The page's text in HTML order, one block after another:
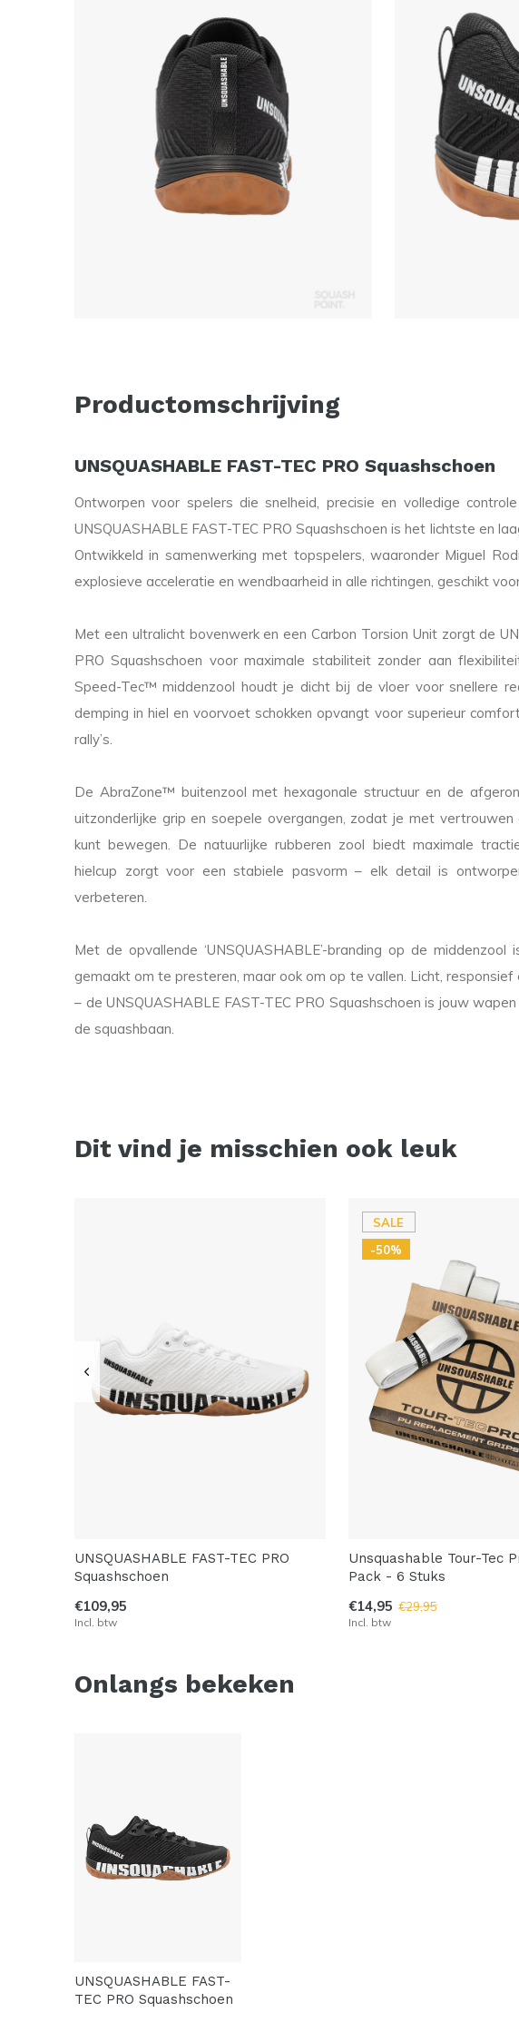
Productomschrijving
UNSQUASHABLE FAST-TEC PRO Squashschoen
Ontworpen voor spelers die snelheid, precisie en volledige
UNSQUASHABLE FAST-TEC PRO Squashschoen is het lichtste en
Ontwikkeld in samenwerking met topspelers, waaronder Miguel
explosieve acceleratie en wendbaarheid in alle richtingen, geschikt
Met een ultralicht bovenwerk en een Carbon Torsion Unit zorgt de
PRO Squashschoen voor maximale stabiliteit zonder aan
Speed-Tec™ middenzool houdt je dicht bij de vloer voor snellere
demping in hiel en voorvoet schokken opvangt voor superieur
rally’s.
De AbraZone™ buitenzool met hexagonale structuur en de
uitzonderlijke grip en soepele overgangen, zodat je met vertrouwen
kunt bewegen. De natuurlijke rubberen zool biedt maximale
hielcup zorgt voor een stabiele pasvorm – elk detail is
verbeteren.
Met de opvallende ‘UNSQUASHABLE’-branding op de
gemaakt om te presteren, maar ook om op te vallen. Licht,
– de UNSQUASHABLE FAST-TEC PRO Squashschoen is jouw
de squashbaan.
Dit vind je misschien ook leuk
UNSQUASHABLE FAST-TEC PRO
Squashschoen
€109,95
Incl. btw
SALE
-50%
Unsquashable Tour-Tec
Pack - 6 Stuks
€14,95 €29,95
Incl. btw
Onlangs bekeken
UNSQUASHABLE FAST-
TEC PRO Squashschoen